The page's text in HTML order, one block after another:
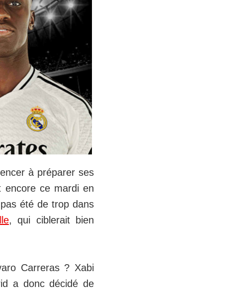
à préparer ses
encore ce mardi en
été de trop dans
, qui ciblerait bien
Carreras ? Xabi
a donc décidé de